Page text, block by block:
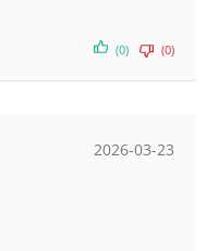
(0) (0)
2026-03-23